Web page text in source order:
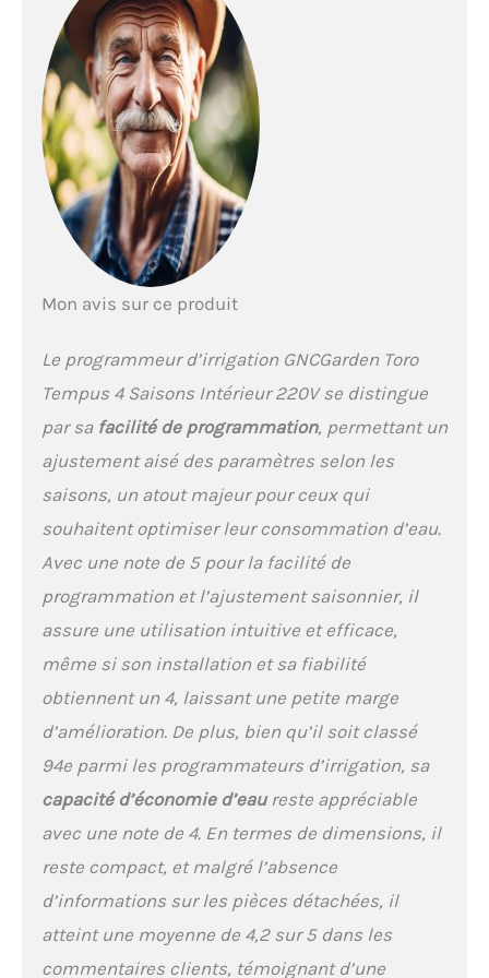
stations de sortie, avec
une capacité maximale
d'ampérage par station et
pompe/valve maître.
Programmation
polyvalente : permet de
créer et gérer 2
programmes
indépendants avec
plusieurs options de
programmation
intervalles d'arrosage.
d'arrosage : ajuste les
temps d'arrosage par
saison de 1 minute à 8
heures, en s'adaptant aux
besoins spécifiques de
chaque zone du jardin.
Caractéristiques
supplémentaires :
comprend un réglage en
pourcentage pour
d'eau fournie et prend en
charge la connexion à un
les arrosages inutiles
pendant les périodes de
Mon avis sur ce produit
Le programmeur d’irrigation GNCGarden Toro
Tempus 4 Saisons Intérieur 220V se distingue
par sa facilité de programmation, permettant un
ajustement aisé des paramètres selon les
saisons, un atout majeur pour ceux qui
souhaitent optimiser leur consommation d’eau.
Avec une note de 5 pour la facilité de
programmation et l’ajustement saisonnier, il
assure une utilisation intuitive et efficace,
même si son installation et sa fiabilité
obtiennent un 4, laissant une petite marge
d’amélioration. De plus, bien qu’il soit classé
94e parmi les programmateurs d’irrigation, sa
capacité d’économie d’eaureste appréciable
avec une note de 4. En termes de dimensions, il
reste compact, et malgré l’absence
d’informations sur les pièces détachées, il
atteint une moyenne de 4,2 sur 5 dans les
commentaires clients, témoignant d’une